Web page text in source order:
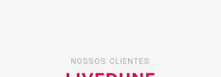
NOSSOS CLIENTES